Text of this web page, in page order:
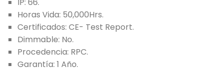
Horas Vida: 50,000Hrs.
Certificados: CE- Test Report.
Dimmable: No.
Procedencia: RPC.
Garantía: 1 Año.